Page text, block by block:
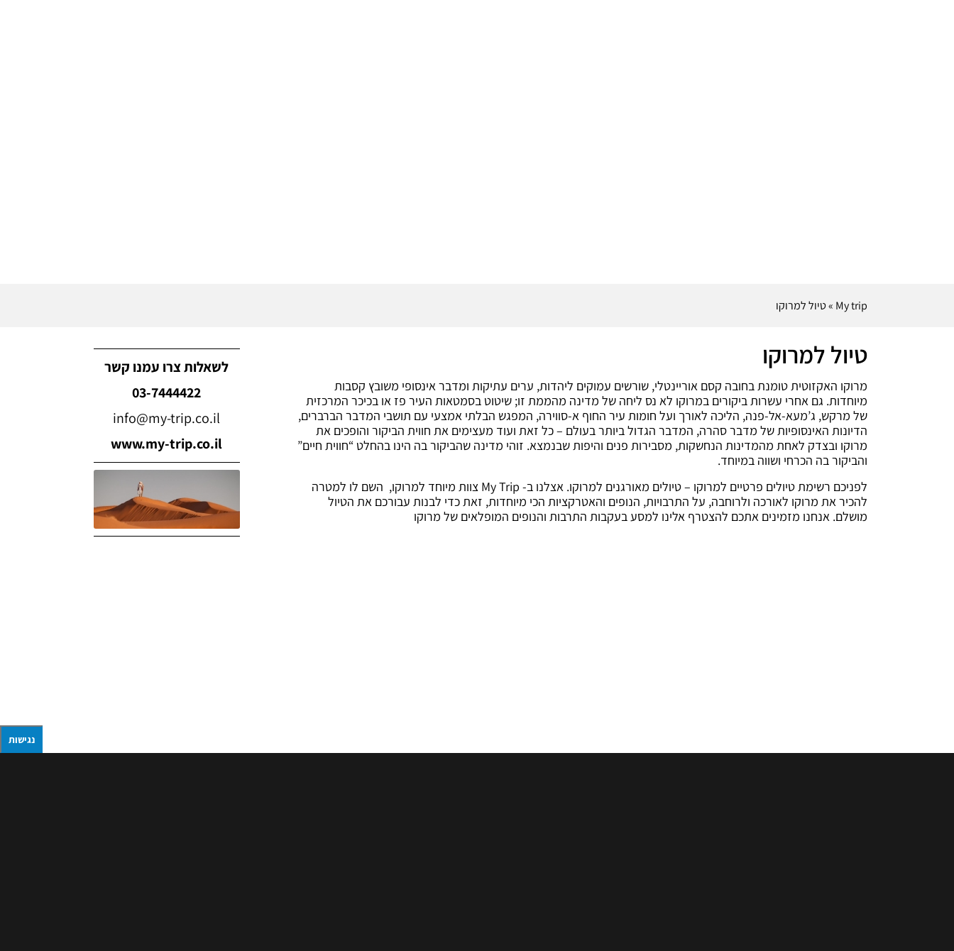
My trip
»טיול למרוקו
לשאלות צרו עמנו קשר
03-7444422
info@my-trip.co.il
www.my-trip.co.il
טיול למרוקו
מרוקו האקזוטית טומנת בחובה קסם אוריינטלי, שורשים עמוקים ליהדות, ערים עתיקות ומדבר אינסופי משובץ קסבות
מיוחדות. גם אחרי עשרות ביקורים במרוקו לא נס ליחה של מדינה מהממת זו; שיטוט בסמטאות העיר פז או בכיכר המרכזית
של מרקש, ג’מעא-אל-פנה, הליכה לאורך ועל חומות עיר החוף א-סווירה, המפגש הבלתי אמצעי עם תושבי המדבר הברברים,
הדיונות האינסופיות של מדבר סהרה, המדבר הגדול ביותר בעולם – כל זאת ועוד מעצימים את חווית הביקור והופכים את
מרוקו ובצדק לאחת מהמדינות הנחשקות, מסבירות פנים והיפות שבנמצא. זוהי מדינה שהביקור בה הינו בהחלט “חווית חיים”
והביקור בה הכרחי ושווה במיוחד.
לפניכם רשימת טיולים פרטיים למרוקו – טיולים מאורגנים למרוקו. אצלנו ב- My Trip צוות מיוחד למרוקו, השם לו למטרה
להכיר את מרוקו לאורכה ולרוחבה, על התרבויות, הנופים והאטרקציות הכי מיוחדות, זאת כדי לבנות עבורכם את הטיול
מושלם. אנחנו מזמינים אתכם להצטרף אלינו למסע בעקבות התרבות והנופים המופלאים של מרוקו
נגישות